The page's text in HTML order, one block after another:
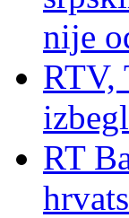
nije
RTV,
RT